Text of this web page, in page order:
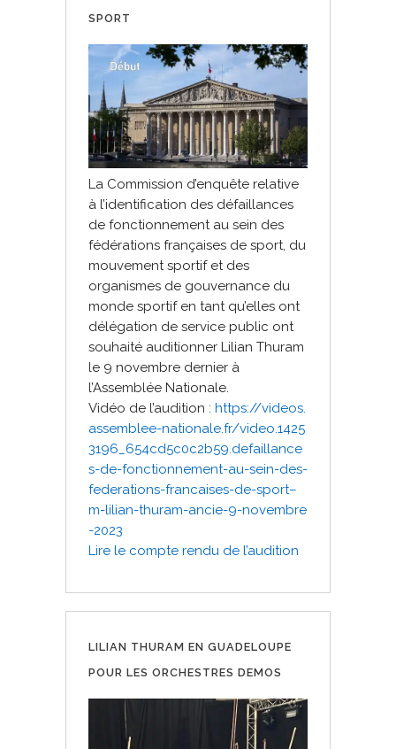
SPORT
La Commission d’enquête relative
à l’identification des défaillances
de fonctionnement au sein des
fédérations françaises de sport, du
mouvement sportif et des
organismes de gouvernance du
monde sportif en tant qu’elles ont
délégation de service public ont
souhaité auditionner Lilian Thuram
le 9 novembre dernier à
l’Assemblée Nationale.
Vidéo de l’audition : https://videos.
assemblee-nationale.fr/video.1425
3196_654cd5c0c2b59.defaillance
s-de-fonctionnement-au-sein-des-
federations-francaises-de-sport–
m-lilian-thuram-ancie-9-novembre
-2023
Lire le compte rendu de l’audition
LILIAN THURAM EN GUADELOUPE
POUR LES ORCHESTRES DEMOS